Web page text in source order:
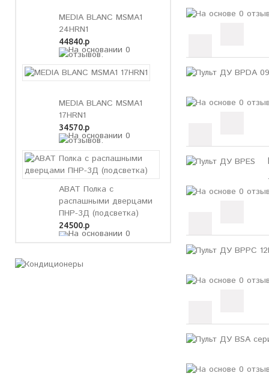
MEDIA BLANC MSMA1
24HRN1
44840.р
MEDIA BLANC MSMA1
17HRN1
34570.р
ABAT Полка с
распашными дверцами
ПНР-3Д (подсветка)
24500.р